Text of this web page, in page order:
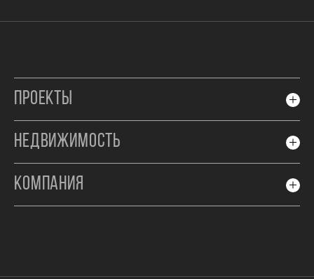
ПРОЕКТЫ
НЕДВИЖИМОСТЬ
КОМПАНИЯ